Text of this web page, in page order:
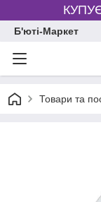
Б'юті-Маркет
Товари та